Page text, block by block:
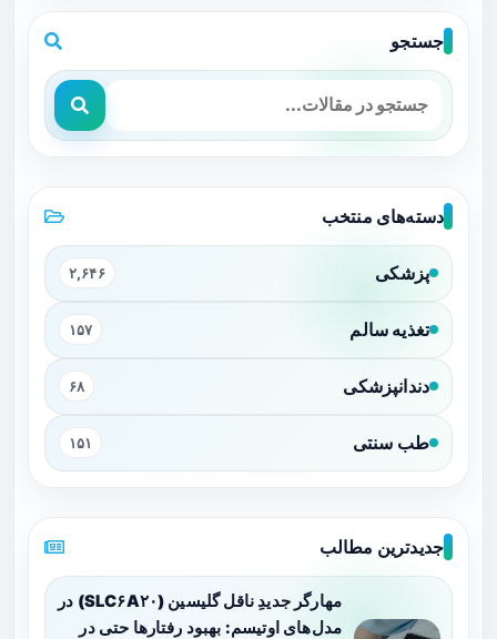
جستجو
دسته‌های منتخب
پزشکی ۲,۶۴۶
تغذیه سالم ۱۵۷
دندانپزشکی ۶۸
طب سنتی ۱۵۱
جدیدترین مطالب
مهارگر جدیدِ ناقل گلیسین (SLC۶A۲۰) در
مدل‌های اوتیسم: بهبود رفتارها حتی در